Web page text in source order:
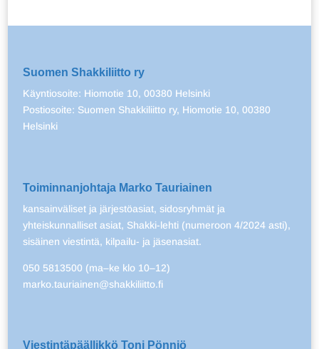
Suomen Shakkiliitto ry
Käyntiosoite: Hiomotie 10, 00380 Helsinki
Postiosoite: Suomen Shakkiliitto ry, Hiomotie 10, 00380
Helsinki
Toiminnanjohtaja Marko Tauriainen
kansainväliset ja järjestöasiat, sidosryhmät ja
yhteiskunnalliset asiat, Shakki-lehti (numeroon 4/2024 asti),
sisäinen viestintä, kilpailu- ja jäsenasiat.
050 5813500 (ma–ke klo 10–12)
marko.tauriainen@shakkiliitto.fi
Viestintäpäällikkö Toni Pönniö